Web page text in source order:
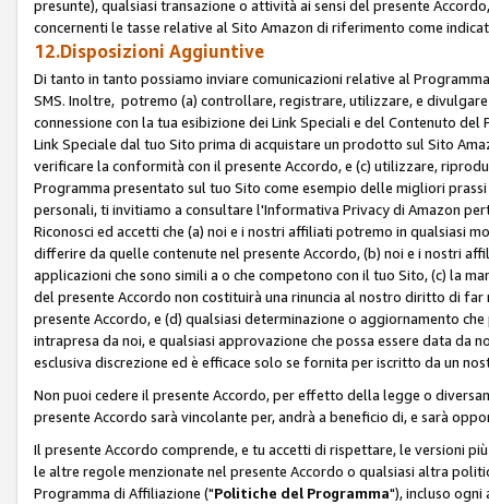
presunte), qualsiasi transazione o attività ai sensi del presente
concernenti le tasse relative al Sito Amazon di riferimento come
12.Disposizioni Aggiuntive
Di tanto in tanto possiamo inviare comunicazioni relative al
SMS. Inoltre, potremo (a) controllare, registrare, utilizzare, e
connessione con la tua esibizione dei Link Speciali e del Contenuto
Link Speciale dal tuo Sito prima di acquistare un prodotto sul Sito
verificare la conformità con il presente Accordo, e (c) utilizzare,
Programma presentato sul tuo Sito come esempio delle migliori
personali, ti invitiamo a consultare l'Informativa Privacy di Amazon
Riconosci ed accetti che (a) noi e i nostri affiliati potremo in qualsiasi
differire da quelle contenute nel presente Accordo, (b) noi e i nostri
applicazioni che sono simili a o che competono con il tuo Sito, (c) la
del presente Accordo non costituirà una rinuncia al nostro diritto di
presente Accordo, e (d) qualsiasi determinazione o aggiornamento
intrapresa da noi, e qualsiasi approvazione che possa essere data
esclusiva discrezione ed è efficace solo se fornita per iscritto da un
Non puoi cedere il presente Accordo, per effetto della legge o
presente Accordo sarà vincolante per, andrà a beneficio di, e sarà
Il presente Accordo comprende, e tu accetti di rispettare, le versioni
le altre regole menzionate nel presente Accordo o qualsiasi altra
Programma di Affiliazione ("Politiche del Programma"), incluso